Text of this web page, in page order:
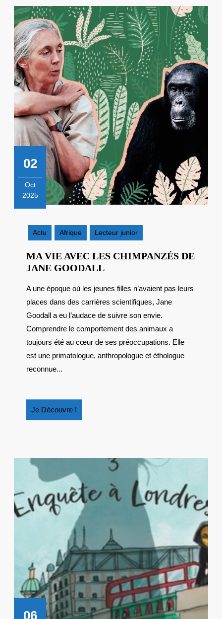
02
Oct
2025
2025
Actu
Afrique Lecteur junior
MA VIE AVEC LES CHIMPANZÉS DE
JANE GOODALLMA
AVEC
LES
CHIMPANZÉS
DE
JANE
GOODALL
A une époque où les jeunes filles n’avaient pas leurs
places dans des carrières scientifiques, Jane
Goodall a eu l’audace de suivre son envie.
Comprendre le comportement des animaux a
toujours été au cœur de ses préoccupations. Elle
est une primatologue, anthropologue et éthologue
reconnue...
Je Découvre !
Découvre
06